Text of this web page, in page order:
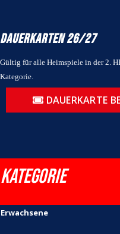
Dauerkarten 26/27
Gültig für alle Heimspiele in der 2.
Kategorie.
DAUERKARTE
Kategorie
Erwachsene